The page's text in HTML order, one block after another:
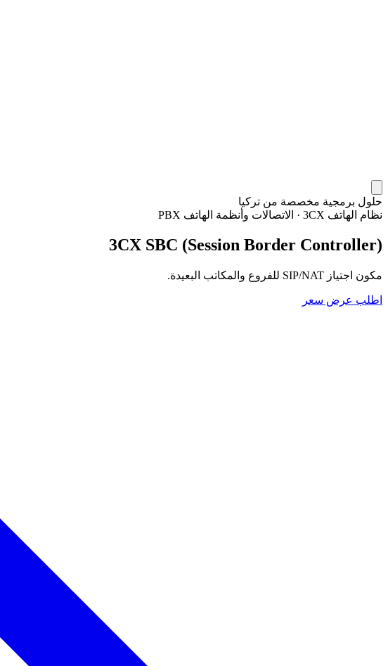
حلول برمجية مخصصة من تركيا
نظام الهاتف 3CX
· الاتصالات وأنظمة الهاتف PBX
3CX SBC (Session Border Controller)
مكون اجتياز SIP/NAT للفروع والمكاتب البعيدة.
اطلب عرض سعر